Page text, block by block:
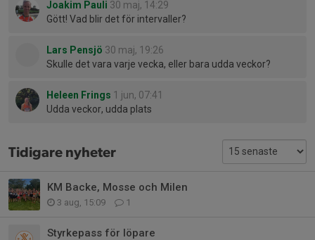
Joakim Pauli 30 maj, 14:29
Gött! Vad blir det för intervaller?
Lars Pensjö 30 maj, 19:26
Skulle det vara varje vecka, eller bara udda veckor?
Heleen Frings 1 jun, 07:41
Udda veckor, udda plats
Tidigare nyheter
KM Backe, Mosse och Milen
3 aug, 15:09 1
Styrkepass för löpare